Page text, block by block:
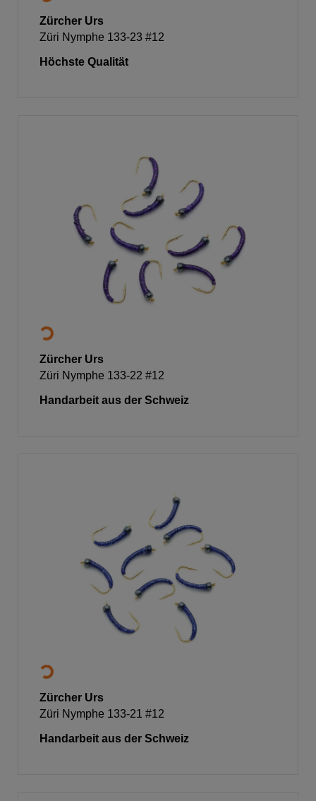
Zürcher Urs
Züri Nymphe 133-23 #12
Höchste Qualität
Zürcher Urs
Züri Nymphe 133-22 #12
Handarbeit aus der Schweiz
Zürcher Urs
Züri Nymphe 133-21 #12
Handarbeit aus der Schweiz